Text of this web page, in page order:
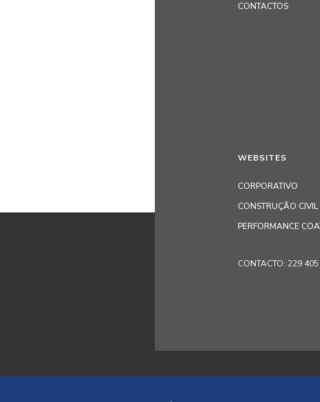
CONTACTOS
WEBSITES
CORPORATIVO
CONSTRUÇÃO CIVIL
PERFORMANCE
CONTACTO: 229